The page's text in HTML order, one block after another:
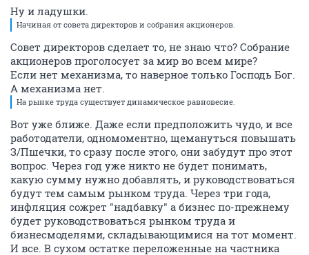
Ну и ладушки.
Начиная от совета директоров и собрания акционеров.
Совет директоров сделает то, не знаю что? Собрание
акционеров проголосует за мир во всем мире?
Если нет механизма, то наверное только Господь Бог.
А механизма нет.
На рынке труда существует динамическое равновесие.
Вот уже ближе. Даже если предположить чудо, и все
работодатели, одномоментно, щемануться повышать
З/Пшечки, то сразу после этого, они забудут про этот
вопрос. Через год уже никто не будет понимать,
какую сумму нужно добавлять, и руководствоваться
будут тем самым рынком труда. Через три года,
инфляция сожрет "надбавку" а бизнес по-прежнему
будет руководствоваться рынком труда и
бизнесмоделями, складывающимися на тот момент.
И все. В сухом остатке переложенные на частника